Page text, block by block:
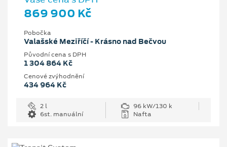
869 900 Kč
Pobočka
Valašské Meziříčí - Krásno nad Bečvou
Původní cena s DPH
1 304 864 Kč
Cenové zvýhodnění
434 964 Kč
2 l
96 kW/130 k
6st. manuální
Nafta